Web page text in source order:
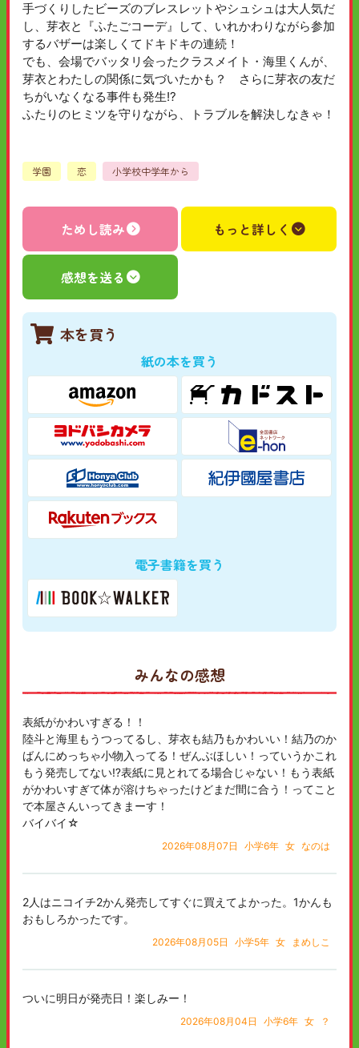
手づくりしたビーズのブレスレットやシュシュは大人気だ
し、芽衣と『ふたごコーデ』して、いれかわりながら参加
するバザーは楽しくてドキドキの連続！
でも、会場でバッタリ会ったクラスメイト・海里くんが、
芽衣とわたしの関係に気づいたかも？ さらに芽衣の友だ
ちがいなくなる事件も発生!?
ふたりのヒミツを守りながら、トラブルを解決しなきゃ！
学園 恋 小学校中学年から
ためし読み もっと詳しく
感想を送る
本を買う
紙の本を買う
電子書籍を買う
みんなの感想
表紙がかわいすぎる！！
陸斗と海里もうつってるし、芽衣も結乃もかわいい！結乃のか
ばんにめっちゃ小物入ってる！ぜんぶほしい！っていうかこれ
もう発売してない⁉表紙に見とれてる場合じゃない！もう表紙
がかわいすぎて体が溶けちゃったけどまだ間に合う！ってこと
で本屋さんいってきまーす！
バイバイ☆
2026年08月07日 小学6年 女 なのは
2人はニコイチ2かん発売してすぐに買えてよかった。1かんも
おもしろかったです。
2026年08月05日 小学5年 女 まめしこ
ついに明日が発売日！楽しみー！
2026年08月04日 小学6年 女 ？